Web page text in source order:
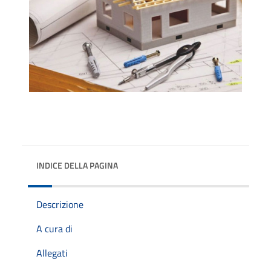
INDICE DELLA PAGINA
Descrizione
A cura di
Allegati